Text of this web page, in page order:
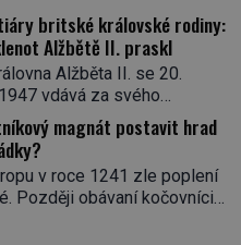
něm jiný významný
revolucionář, Honoré de
ze „sandtnerek“.
že už nemusíme chodit
si směrem ke
má v kuchyni k ruce.
letech nové republiky
nedostatku zboží
[…]
britské královské rodiny:
Alžbětě II. praskl
Alžběta II. se 20.
vdává za svého
Filipa Mountbattena. Aby
ve Westminsteru podle
vypůjčeného“, její matka jí
šperk ze své
– diamantovou tiáru
magnát postavit hrad
v roce 1241 zle poplení
Později obávaní kočovníci